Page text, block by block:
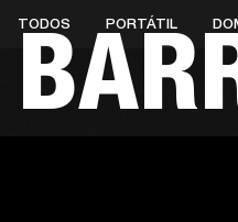
TODOS PORTÁTIL